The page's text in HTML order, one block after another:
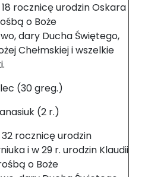
rocznicę urodzin Oskara
o Boże
dary Ducha Świętego,
Chełmskiej i wszelkie
(30 greg.)
(2 r.)
rocznicę urodzin
i w 29 r. urodzin Klaudii
o Boże